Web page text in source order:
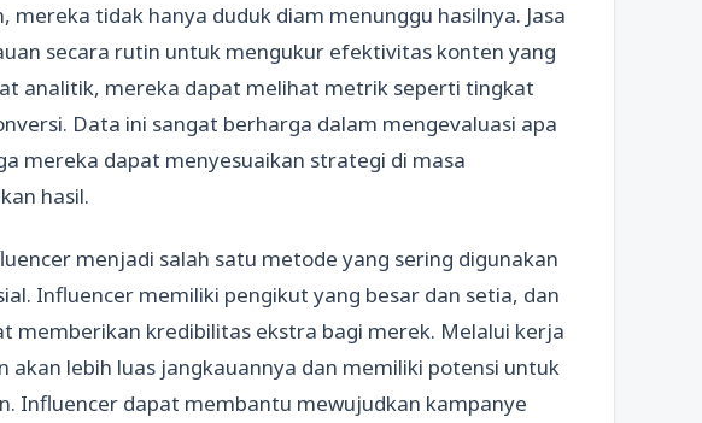
mereka tidak hanya duduk diam menunggu hasilnya. Jasa
secara rutin untuk mengukur efektivitas konten yang
analitik, mereka dapat melihat metrik seperti tingkat
Data ini sangat berharga dalam mengevaluasi apa
mereka dapat menyesuaikan strategi di masa
hasil.
menjadi salah satu metode yang sering digunakan
Influencer memiliki pengikut yang besar dan setia, dan
memberikan kredibilitas ekstra bagi merek. Melalui kerja
akan lebih luas jangkauannya dan memiliki potensi untuk
Influencer dapat membantu mewujudkan kampanye